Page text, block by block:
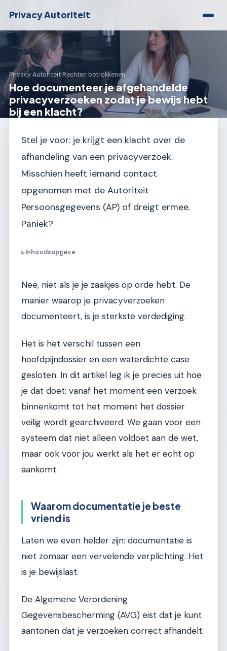
Privacy Autoriteit
Privacy Autoriteit›Rechten betrokkenen
Hoe documenteer je afgehandelde
privacyverzoeken zodat je bewijs hebt
bij een klacht?
Stel je voor: je krijgt een klacht over de
afhandeling van een privacyverzoek.
Misschien heeft iemand contact
opgenomen met de Autoriteit
Persoonsgegevens (AP) of dreigt ermee.
Paniek?
▶Inhoudsopgave
Nee, niet als je je zaakjes op orde hebt. De
manier waarop je privacyverzoeken
documenteert, is je sterkste verdediging.
Het is het verschil tussen een
hoofdpijndossier en een waterdichte case
gesloten. In dit artikel leg ik je precies uit hoe
je dat doet: vanaf het moment een verzoek
binnenkomt tot het moment het dossier
veilig wordt gearchiveerd. We gaan voor een
systeem dat niet alleen voldoet aan de wet,
maar ook voor jou werkt als het er echt op
aankomt.
Waarom documentatie je beste
vriend is
Laten we even helder zijn: documentatie is
niet zomaar een vervelende verplichting. Het
is je bewijslast.
De Algemene Verordening
Gegevensbescherming (AVG) eist dat je kunt
aantonen dat je verzoeken correct afhandelt.